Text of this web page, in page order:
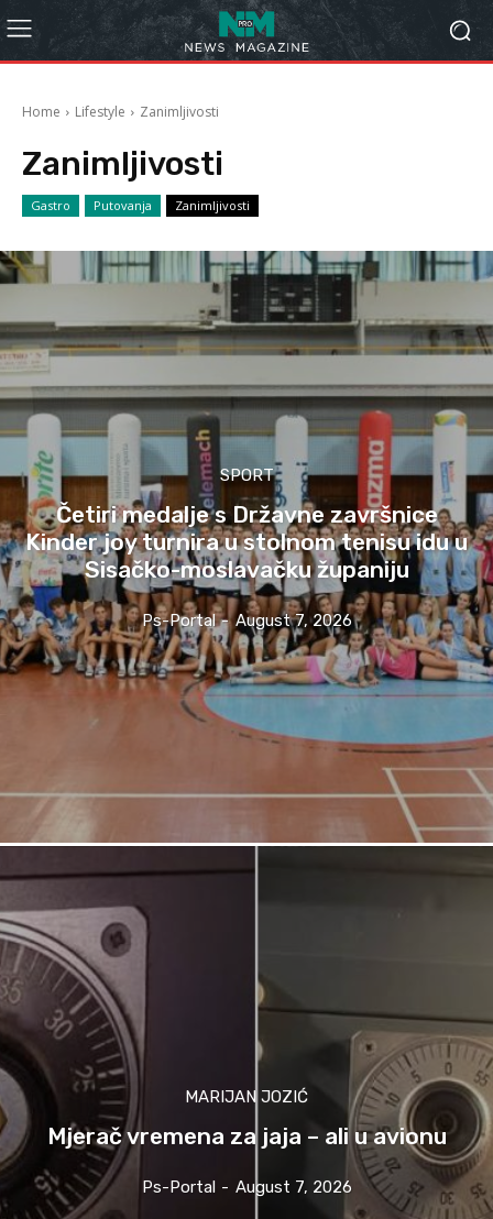
Home Lifestyle Zanimljivosti
Zanimljivosti
Gastro Putovanja Zanimljivosti
SPORT
Četiri medalje s Državne završnice
Kinder joy turnira u stolnom tenisu idu u
Sisačko-moslavačku županiju
Ps-Portal - August 7, 2026
MARIJAN JOZIĆ
Mjerač vremena za jaja – ali u avionu
Ps-Portal - August 7, 2026